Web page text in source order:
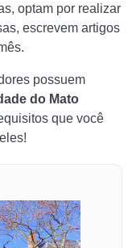
optam por realizar
escrevem artigos
possuem
do Mato
que você